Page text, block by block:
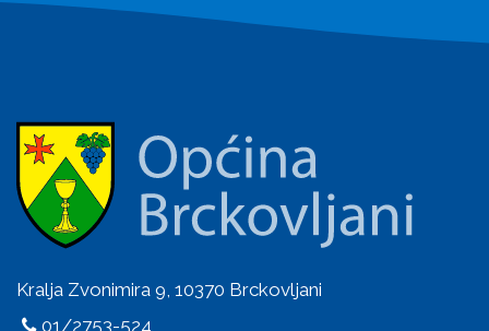
Kralja Zvonimira 9, 10370 Brckovljani
01/2753-524